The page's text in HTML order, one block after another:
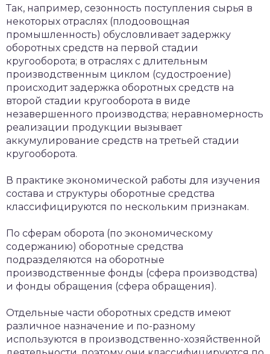
Так, например, сезонность поступления сырья в
некоторых отраслях (плодоовощная
промышленность) обусловливает задержку
оборотных средств на первой стадии
кругооборота; в отраслях с длительным
производственным циклом (судостроение)
происходит задержка оборотных средств на
второй стадии кругооборота в виде
незавершенного производства; неравномерность
реализации продукции вызывает
аккумулирование средств на третьей стадии
кругооборота.
В практике экономической работы для изучения
состава и структуры оборотные средства
классифицируются по нескольким признакам.
По сферам оборота (по экономическому
содержанию) оборотные средства
подразделяются на оборотные
производственные фонды (сфера производства)
и фонды обращения (сфера обращения).
Отдельные части оборотных средств имеют
различное назначение и по-разному
используются в производственно-хозяйственной